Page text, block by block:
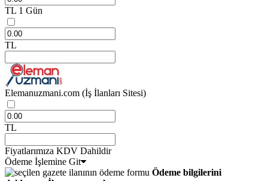
TL 1 Gün
TL
Elemanuzmani.com (İş İlanları Sitesi)
TL
Fiyatlarımıza KDV Dahildir
Ödeme İşlemine Git
Ödeme bilgilerini